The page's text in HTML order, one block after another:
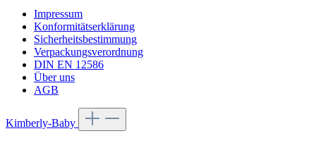
Impressum
Konformitätserklärung
Sicherheitsbestimmung
Verpackungsverordnung
DIN EN 12586
Über uns
AGB
Kimberly-Baby